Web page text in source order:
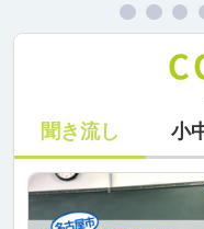
聞き流し 小